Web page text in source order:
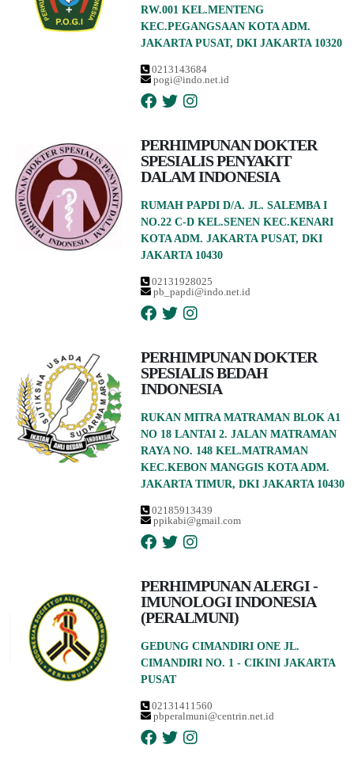
RW.001 KEL.MENTENG
KEC.PEGANGSAAN KOTA ADM.
JAKARTA PUSAT, DKI JAKARTA 10320
0213143684
pogi@indo.net.id
PERHIMPUNAN DOKTER
SPESIALIS PENYAKIT
DALAM INDONESIA
RUMAH PAPDI D/A. JL. SALEMBA I
NO.22 C-D KEL.SENEN KEC.KENARI
KOTA ADM. JAKARTA PUSAT, DKI
JAKARTA 10430
02131928025
pb_papdi@indo.net.id
PERHIMPUNAN DOKTER
SPESIALIS BEDAH
INDONESIA
RUKAN MITRA MATRAMAN BLOK A1
NO 18 LANTAI 2. JALAN MATRAMAN
RAYA NO. 148 KEL.MATRAMAN
KEC.KEBON MANGGIS KOTA ADM.
JAKARTA TIMUR, DKI JAKARTA 10430
02185913439
ppikabi@gmail.com
PERHIMPUNAN ALERGI -
IMUNOLOGI INDONESIA
(PERALMUNI)
GEDUNG CIMANDIRI ONE JL.
CIMANDIRI NO. 1 - CIKINI JAKARTA
PUSAT
02131411560
pbperalmuni@centrin.net.id